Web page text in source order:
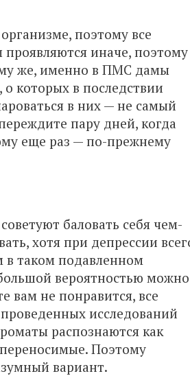
поэтому все
иначе, поэтому
же, именно в ПМС дамы
которых в последствии
в них — не самый
пару дней, когда
еще раз — по-прежнему
баловать себя чем-
хотя при депрессии
в таком подавленном
вероятностью можно
вам не понравится, все
исследований
распознаются как
Поэтому
вариант.